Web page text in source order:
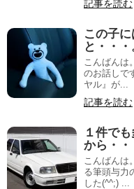
記事を読む
この子
と・・・
こんばんは
のお話しで
ヤル』が...
記事を読む
１件で
から・・
こんばんは
る筆頭与力
した(^^;) ...